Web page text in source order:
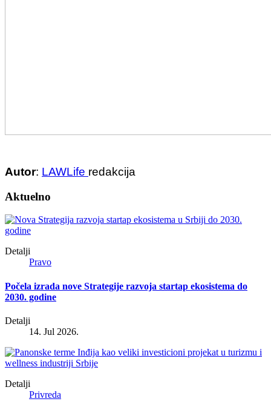
Autor: LAWLife redakcija
Aktuelno
Detalji
Pravo
Počela izrada nove Strategije razvoja startap ekosistema do
2030. godine
Detalji
14. Jul 2026.
Detalji
Privreda